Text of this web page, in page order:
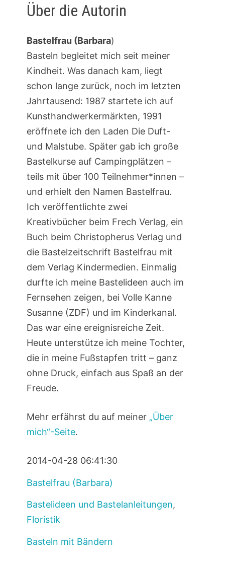
Über die Autorin
Bastelfrau (Barbara)
Basteln begleitet mich seit meiner
Kindheit. Was danach kam, liegt
schon lange zurück, noch im letzten
Jahrtausend: 1987 startete ich auf
Kunsthandwerkermärkten, 1991
eröffnete ich den Laden Die Duft-
und Malstube. Später gab ich große
Bastelkurse auf Campingplätzen –
teils mit über 100 Teilnehmer*innen –
und erhielt den Namen Bastelfrau.
Ich veröffentlichte zwei
Kreativbücher beim Frech Verlag, ein
Buch beim Christopherus Verlag und
die Bastelzeitschrift Bastelfrau mit
dem Verlag Kindermedien. Einmalig
durfte ich meine Bastelideen auch im
Fernsehen zeigen, bei Volle Kanne
Susanne (ZDF) und im Kinderkanal.
Das war eine ereignisreiche Zeit.
Heute unterstütze ich meine Tochter,
die in meine Fußstapfen tritt – ganz
ohne Druck, einfach aus Spaß an der
Freude.
Mehr erfährst du auf meiner „Über
mich“-Seite.
2014-04-28 06:41:30
Bastelfrau (Barbara)
Bastelideen und Bastelanleitungen,
Floristik
Basteln mit Bändern